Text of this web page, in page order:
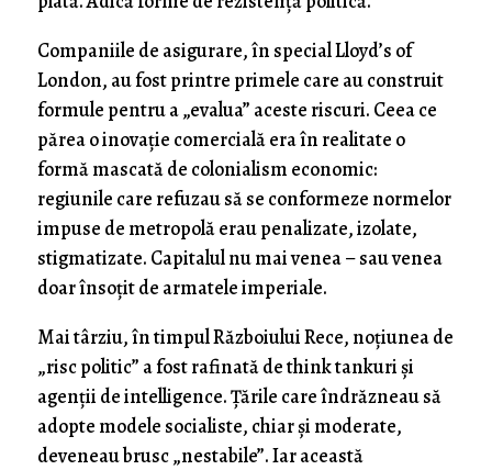
Companiile de asigurare, în special Lloyd’s of
London, au fost printre primele care au construit
formule pentru a „evalua” aceste riscuri. Ceea ce
părea o inovație comercială era în realitate o
formă mascată de colonialism economic:
regiunile care refuzau să se conformeze normelor
impuse de metropolă erau penalizate, izolate,
stigmatizate. Capitalul nu mai venea – sau venea
doar însoțit de armatele imperiale.
Mai târziu, în timpul Războiului Rece, noțiunea de
„risc politic” a fost rafinată de think tankuri și
agenții de intelligence. Țările care îndrăzneau să
adopte modele socialiste, chiar și moderate,
deveneau brusc „nestabile”. Iar această